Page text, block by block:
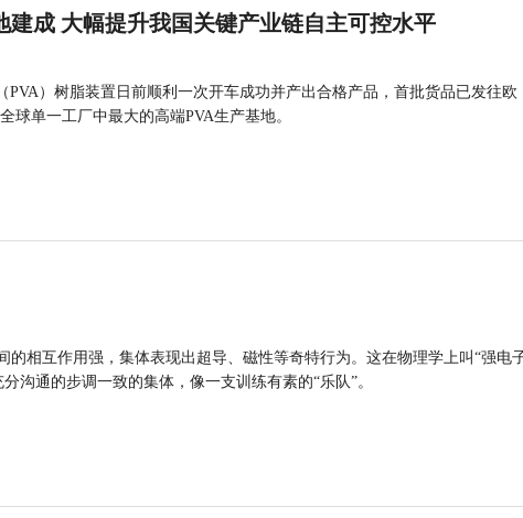
成 大幅提升我国关键产业链自主可控水平
）树脂装置日前顺利一次开车成功并产出合格产品，首批货品已发往欧
球单一工厂中最大的高端PVA生产基地。
的相互作用强，集体表现出超导、磁性等奇特行为。这在物理学上叫“强电
通的步调一致的集体，像一支训练有素的“乐队”。